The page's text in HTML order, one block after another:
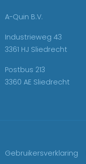
A-Quin B.V.
Industrieweg 43
3361 HJ Sliedrecht
Postbus 213
3360 AE Sliedrecht
Gebruikersverklaring